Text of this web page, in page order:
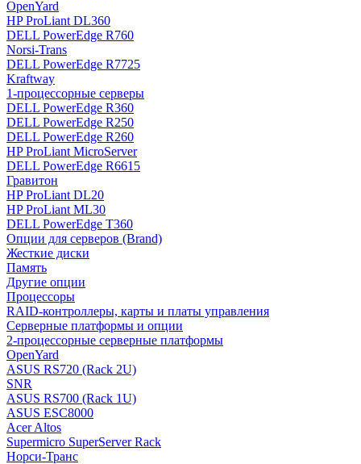
OpenYard
HP ProLiant DL360
DELL PowerEdge R760
Norsi-Trans
DELL PowerEdge R7725
Kraftway
1-процессорные серверы
DELL PowerEdge R360
DELL PowerEdge R250
DELL PowerEdge R260
HP ProLiant MicroServer
DELL PowerEdge R6615
Гравитон
HP ProLiant DL20
HP ProLiant ML30
DELL PowerEdge T360
Опции для серверов (Brand)
Жесткие диски
Память
Другие опции
Процессоры
RAID-контроллеры, карты и платы управления
Серверные платформы и опции
2-процессорные серверные платформы
OpenYard
ASUS RS720 (Rack 2U)
SNR
ASUS RS700 (Rack 1U)
ASUS ESC8000
Acer Altos
Supermicro SuperServer Rack
Норси-Транс